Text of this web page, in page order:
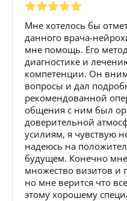
Мне хотелось бы
данного врача-
мне помощь. Его
диагностике и
компетенции. Он
вопросы и дал
рекомендованной
общения с ним был
доверительной
усилиям, я чувствую
надеюсь на
будущем. Конечно
множество визитов и
но мне верится что
этому хорошему